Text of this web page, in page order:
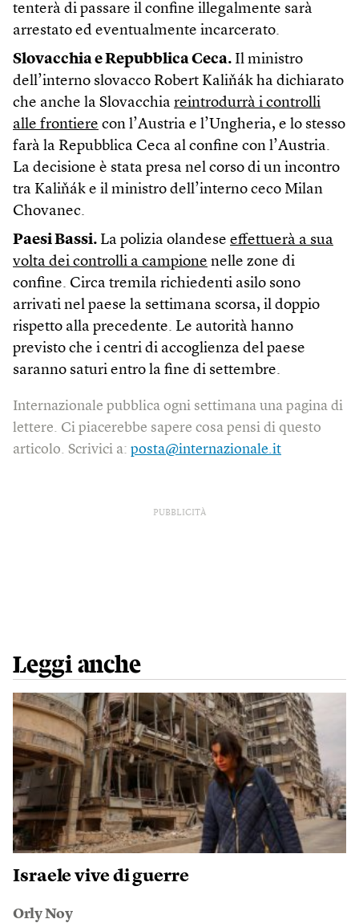
tenterà di passare il confine illegalmente sarà
arrestato ed eventualmente incarcerato.
Slovacchia e Repubblica Ceca. Il ministro
dell’interno slovacco Robert Kaliňák ha dichiarato
che anche la Slovacchia reintrodurrà i controlli
alle frontiere con l’Austria e l’Ungheria, e lo stesso
farà la Repubblica Ceca al confine con l’Austria.
La decisione è stata presa nel corso di un incontro
tra Kaliňák e il ministro dell’interno ceco Milan
Chovanec.
Paesi Bassi. La polizia olandese effettuerà a sua
volta dei controlli a campione nelle zone di
confine. Circa tremila richiedenti asilo sono
arrivati nel paese la settimana scorsa, il doppio
rispetto alla precedente. Le autorità hanno
previsto che i centri di accoglienza del paese
saranno saturi entro la fine di settembre.
Internazionale pubblica ogni settimana una pagina di
lettere. Ci piacerebbe sapere cosa pensi di questo
articolo. Scrivici a: posta@internazionale.it
PUBBLICITÀ
Leggi anche
Israele vive di guerre
Orly Noy